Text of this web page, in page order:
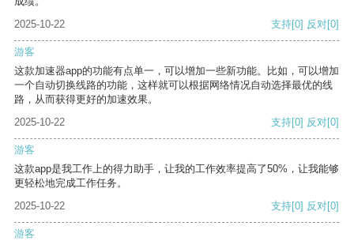
2025-10-22
支持[0] 反对[0]
游客
这款加速器app的功能有点单一，可以增加一些新功能。比如，可以增加
一个自动切换线路的功能，这样就可以根据网络情况自动选择最优的线
路，从而获得更好的加速效果。
2025-10-22
支持[0] 反对[0]
游客
这款app是我工作上的得力助手，让我的工作效率提高了50%，让我能够
更轻松地完成工作任务。
2025-10-22
支持[0] 反对[0]
游客